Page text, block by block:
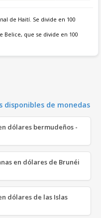
de Haití. Se divide en 100
Belice, que se divide en 100
disponibles de monedas
dólares bermudeños -
en dólares de Brunéi
dólares de las Islas